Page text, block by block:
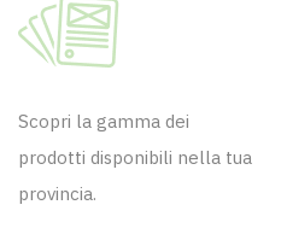
Scopri la gamma dei
prodotti disponibili nella tua
provincia.